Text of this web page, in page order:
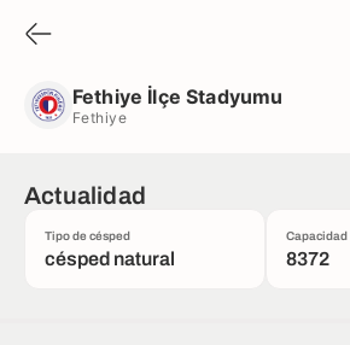
Fethiye İlçe Stadyumu
Fethiye
Actualidad
Tipo de césped
césped natural
Capacidad
8372